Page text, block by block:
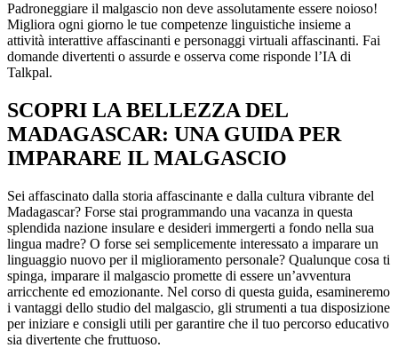
Padroneggiare il malgascio non deve assolutamente essere noioso!
Migliora ogni giorno le tue competenze linguistiche insieme a
attività interattive affascinanti e personaggi virtuali affascinanti. Fai
domande divertenti o assurde e osserva come risponde l’IA di
Talkpal.
SCOPRI LA BELLEZZA DEL
MADAGASCAR: UNA GUIDA PER
IMPARARE IL MALGASCIO
Sei affascinato dalla storia affascinante e dalla cultura vibrante del
Madagascar? Forse stai programmando una vacanza in questa
splendida nazione insulare e desideri immergerti a fondo nella sua
lingua madre? O forse sei semplicemente interessato a imparare un
linguaggio nuovo per il miglioramento personale? Qualunque cosa ti
spinga, imparare il malgascio promette di essere un’avventura
arricchente ed emozionante. Nel corso di questa guida, esamineremo
i vantaggi dello studio del malgascio, gli strumenti a tua disposizione
per iniziare e consigli utili per garantire che il tuo percorso educativo
sia divertente che fruttuoso.